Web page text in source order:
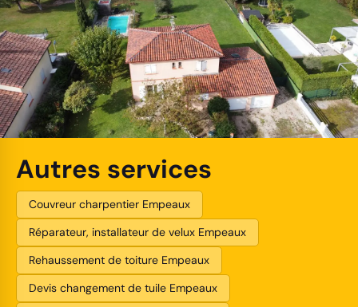
Autres services
Couvreur charpentier Empeaux
Réparateur, installateur de velux Empeaux
Rehaussement de toiture Empeaux
Devis changement de tuile Empeaux